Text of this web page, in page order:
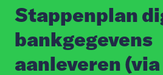
Stappenplan
bankgegevens
aanleveren